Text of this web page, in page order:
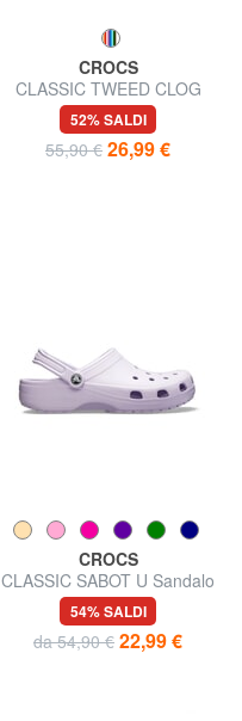
CROCS
CLASSIC TWEED CLOG
Ciabatta sabot
52% SALDI
55,90 € 26,99 €
CROCS
CLASSIC SABOT U Sandalo
54% SALDI
da 54,90 € 22,99 €